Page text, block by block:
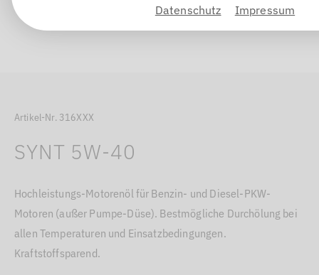
Datenschutz Impressum
Artikel-Nr. 316XXX
SYNT 5W-40
Hochleistungs-Motorenöl für Benzin- und Diesel-PKW-
Motoren (außer Pumpe-Düse). Bestmögliche Durchölung bei
allen Temperaturen und Einsatzbedingungen.
Kraftstoffsparend.